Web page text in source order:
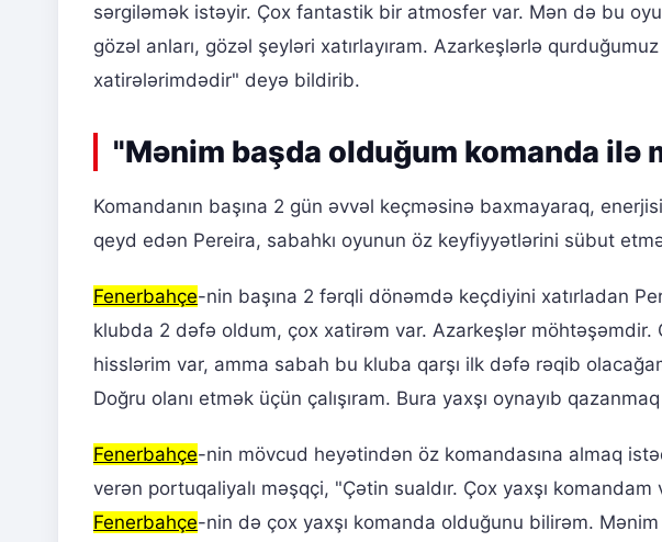
sərgiləmək istəyir. Çox fantastik bir atmosfer var. Mən də bu
gözəl anları, gözəl şeyləri xatırlayıram. Azarkeşlərlə
xatirələrimdədir" deyə bildirib.
"Mənim başda olduğum komanda ilə
Komandanın başına 2 gün əvvəl keçməsinə baxmayaraq,
qeyd edən Pereira, sabahkı oyunun öz keyfiyyətlərini sübut
Fenerbahçe-nin başına 2 fərqli dönəmdə keçdiyini xatırladan
klubda 2 dəfə oldum, çox xatirəm var. Azarkeşlər möhtəşəmdir.
hisslərim var, amma sabah bu kluba qarşı ilk dəfə rəqib
Doğru olanı etmək üçün çalışıram. Bura yaxşı oynayıb
Fenerbahçe-nin mövcud heyətindən öz komandasına almaq
verən portuqaliyalı məşqçi, "Çətin sualdır. Çox yaxşı
Fenerbahçe-nin də çox yaxşı komanda olduğunu bilirəm.